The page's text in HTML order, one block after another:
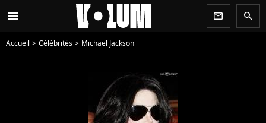
menu newsletter search
Accueil Célébrités Michael Jackson